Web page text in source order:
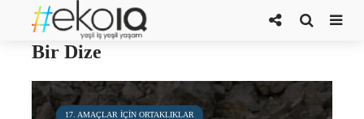
Toprak Ateş Su ve Havayla Yazılmış
Bir Dize
17. AMAÇLAR IÇIN ORTAKLIKLAR